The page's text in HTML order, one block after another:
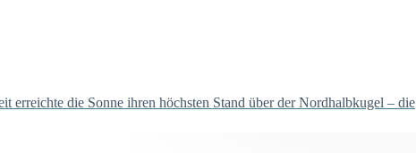
die Sonne ihren höchsten Stand über der Nordhalbkugel – die